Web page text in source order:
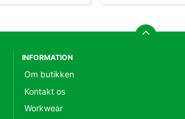
INFORMATION
Om butikken
Kontakt os
Workwear